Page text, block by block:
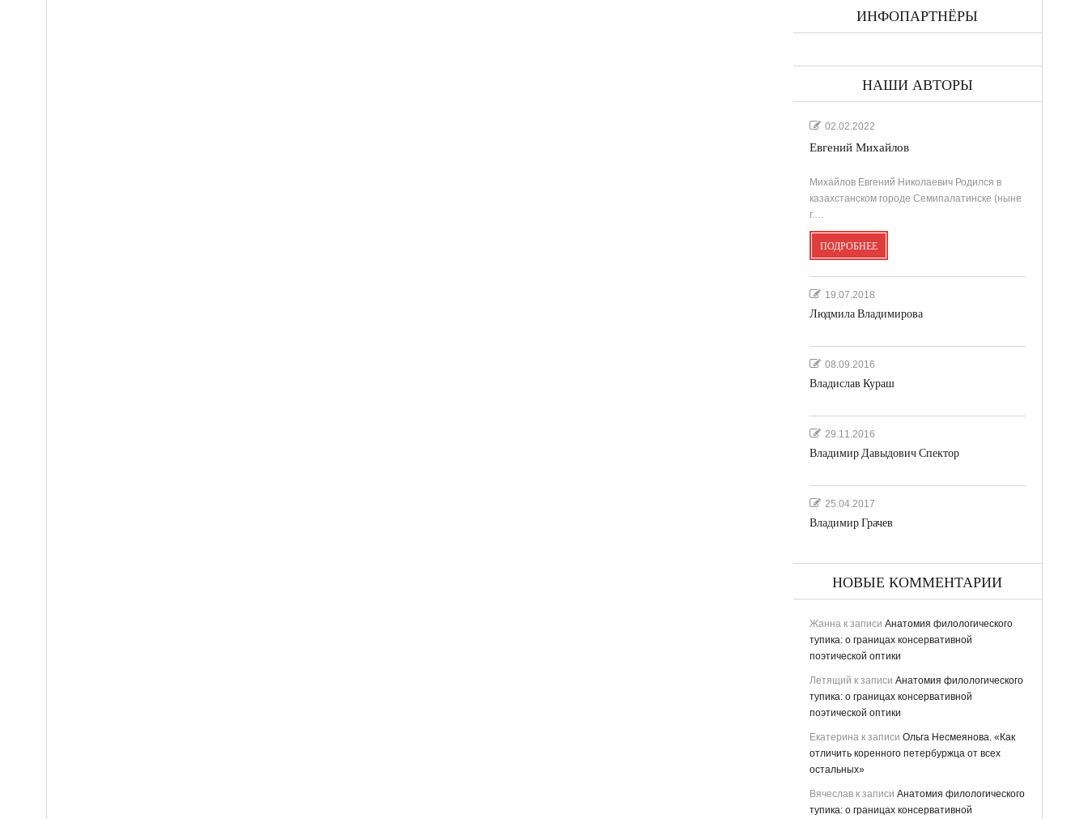
ИНФОПАРТНЁРЫ
НАШИ АВТОРЫ
02.02.2022
Евгений Михайлов
Михайлов Евгений Николаевич Родился в
казахстанском городе Семипалатинске (ныне
г.…
ПОДРОБНЕЕ
19.07.2018
Людмила Владимирова
08.09.2016
Владислав Кураш
29.11.2016
Владимир Давыдович Спектор
25.04.2017
Владимир Грачев
НОВЫЕ КОММЕНТАРИИ
Жаннак записи Анатомия филологического
тупика: о границах консервативной
поэтической оптики
Летящий к записи Анатомия филологического
тупика: о границах консервативной
поэтической оптики
Екатеринак записи Ольга Несмеянова. «Как
отличить коренного петербуржца от всех
остальных»
Вячеславк записи Анатомия филологического
тупика: о границах консервативной